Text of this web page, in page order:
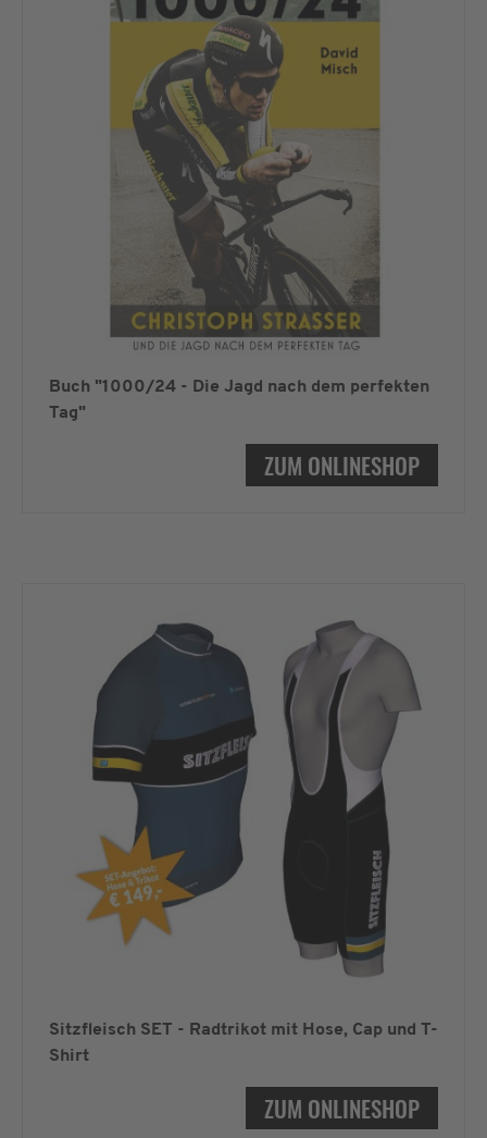
Buch "1000/24 - Die Jagd nach dem perfekten
Tag"
ZUM ONLINESHOP
Sitzfleisch SET - Radtrikot mit Hose, Cap und T-
Shirt
ZUM ONLINESHOP